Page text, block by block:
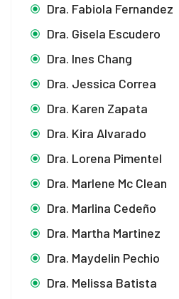
Dra. Fabiola Fernandez
Dra. Gisela Escudero
Dra. Ines Chang
Dra. Jessica Correa
Dra. Karen Zapata
Dra. Kira Alvarado
Dra. Lorena Pimentel
Dra. Marlene Mc Clean
Dra. Marlina Cedeño
Dra. Martha Martinez
Dra. Maydelin Pechio
Dra. Melissa Batista